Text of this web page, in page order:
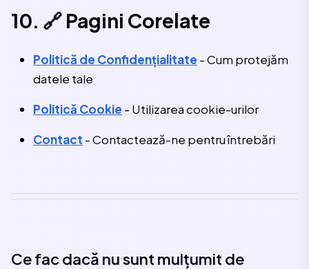
10. 🔗 Pagini Corelate
Politică de Confidențialitate - Cum protejăm
datele tale
Politică Cookie - Utilizarea cookie-urilor
Contact - Contactează-ne pentru întrebări
Ce fac dacă nu sunt mulțumit de